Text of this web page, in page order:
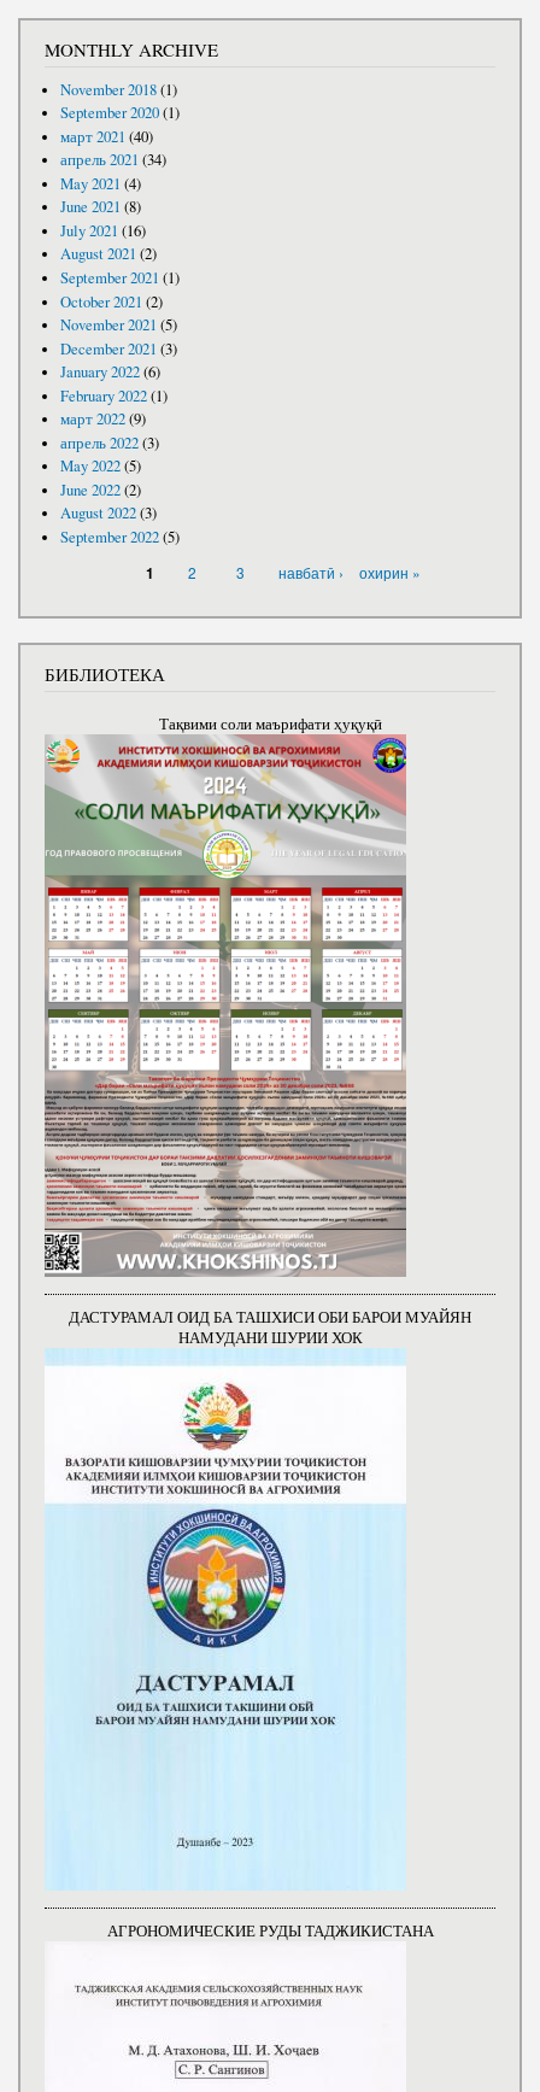
MONTHLY ARCHIVE
November 2018(1)
September 2020(1)
март 2021 (40)
апрель 2021 (34)
May 2021 (4)
June 2021 (8)
July 2021 (16)
August 2021 (2)
September 2021 (1)
October 2021 (2)
November 2021 (5)
December 2021 (3)
January 2022(6)
February 2022(1)
март 2022(9)
апрель 2022(3)
May 2022(5)
June 2022(2)
August 2022(3)
September 2022(5)
1 2 3 навбатӣ › охирин »
БИБЛИОТЕКА
Тақвими соли маърифати ҳуқуқӣ
ДАСТУРАМАЛ ОИД БА ТАШХИСИ ОБИ БАРОИ МУАЙЯН
НАМУДАНИ ШУРИИ ХОК
АГРОНОМИЧЕСКИЕ РУДЫ ТАДЖИКИСТАНА